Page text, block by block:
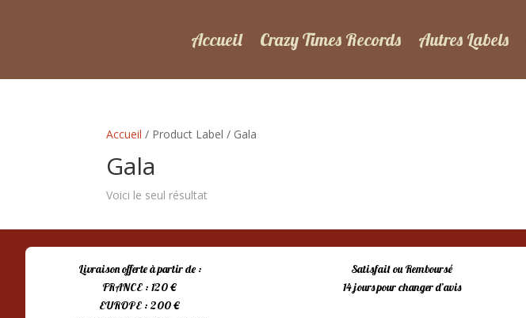
Accueil Crazy Times Records Autres Labels
Accueil / Product Label / Gala
Gala
Voici le seul résultat
Livraison offerte à partir de :
FRANCE : 120 €
EUROPE : 200 €
Satisfait ou Remboursé
14 jours pour changer d’avis